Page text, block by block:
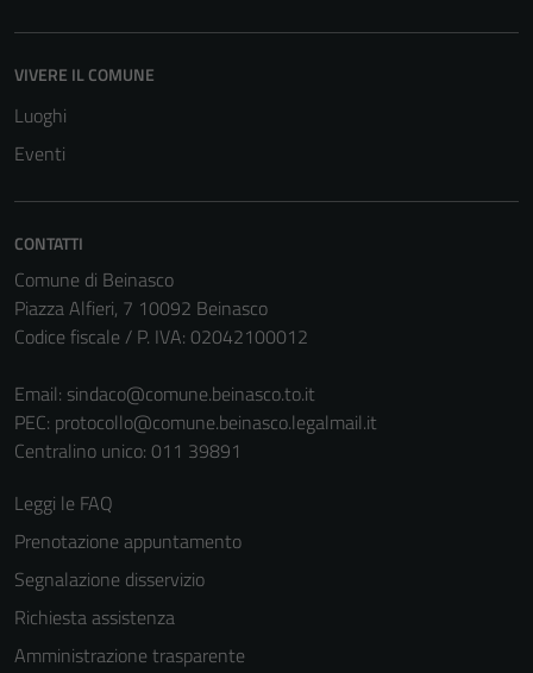
VIVERE IL COMUNE
Luoghi
Eventi
CONTATTI
Comune di Beinasco
Piazza Alfieri, 7 10092 Beinasco
Codice fiscale / P. IVA: 02042100012
Email: sindaco@comune.beinasco.to.it
PEC: protocollo@comune.beinasco.legalmail.it
Centralino unico: 011 39891
Leggi le FAQ
Prenotazione appuntamento
Segnalazione disservizio
Richiesta assistenza
Amministrazione trasparente